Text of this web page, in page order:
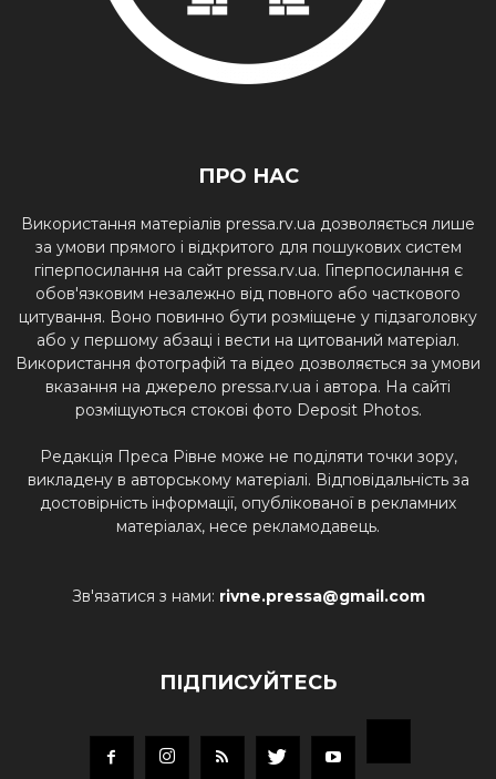
ПРО НАС
Використання матеріалів pressa.rv.ua дозволяється лише
за умови прямого і відкритого для пошукових систем
гіперпосилання на сайт pressa.rv.ua. Гіперпосилання є
обов'язковим незалежно від повного або часткового
цитування. Воно повинно бути розміщене у підзаголовку
або у першому абзаці і вести на цитований матеріал.
Використання фотографій та відео дозволяється за умови
вказання на джерело pressa.rv.ua і автора. На сайті
розміщуються стокові фото Deposit Photos.
Редакція Преса Рівне може не поділяти точки зору,
викладену в авторському матеріалі. Відповідальність за
достовірність інформації, опублікованої в рекламних
матеріалах, несе рекламодавець.
Зв'язатися з нами: rivne.pressa@gmail.com
ПІДПИСУЙТЕСЬ